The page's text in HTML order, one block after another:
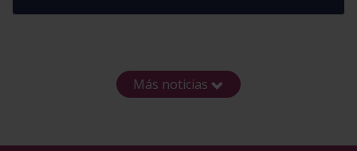
Más noticias